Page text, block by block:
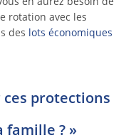
rotation avec les
des lots économiques
ces protections
famille ? »